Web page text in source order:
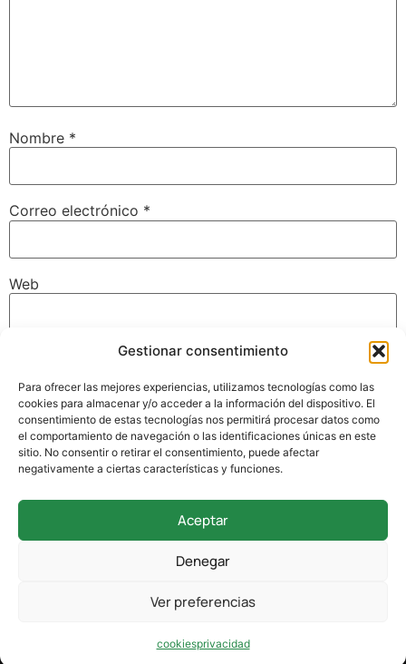
Gestionar consentimiento
Para ofrecer las mejores experiencias, utilizamos tecnologías como las
cookies para almacenar y/o acceder a la información del dispositivo. El
consentimiento de estas tecnologías nos permitirá procesar datos como
el comportamiento de navegación o las identificaciones únicas en este
sitio. No consentir o retirar el consentimiento, puede afectar
negativamente a ciertas características y funciones.
Aceptar
Denegar
Ver preferencias
cookiesprivacidad
Nombre *
Correo electrónico *
Web
navegador para la próxima vez que comente.
La Llanilla, 102, 39012 Santander, Cantabria